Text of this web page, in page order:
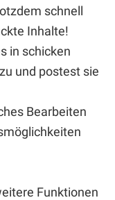
schnell
Inhalte!
in schicken
und postest sie
Bearbeiten
Funktionen